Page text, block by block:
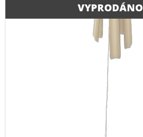
VYPRODÁNO